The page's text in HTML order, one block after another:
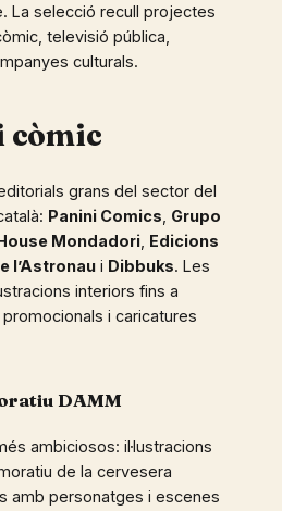
La selecció recull projectes
televisió pública,
culturals.
còmic
grans del sector del
Panini Comics, Grupo
Mondadori, Edicions
l’Astronau i Dibbuks. Les
interiors fins a
i caricatures
DAMM
ambiciosos: il·lustracions
de la cervesera
amb personatges i escenes